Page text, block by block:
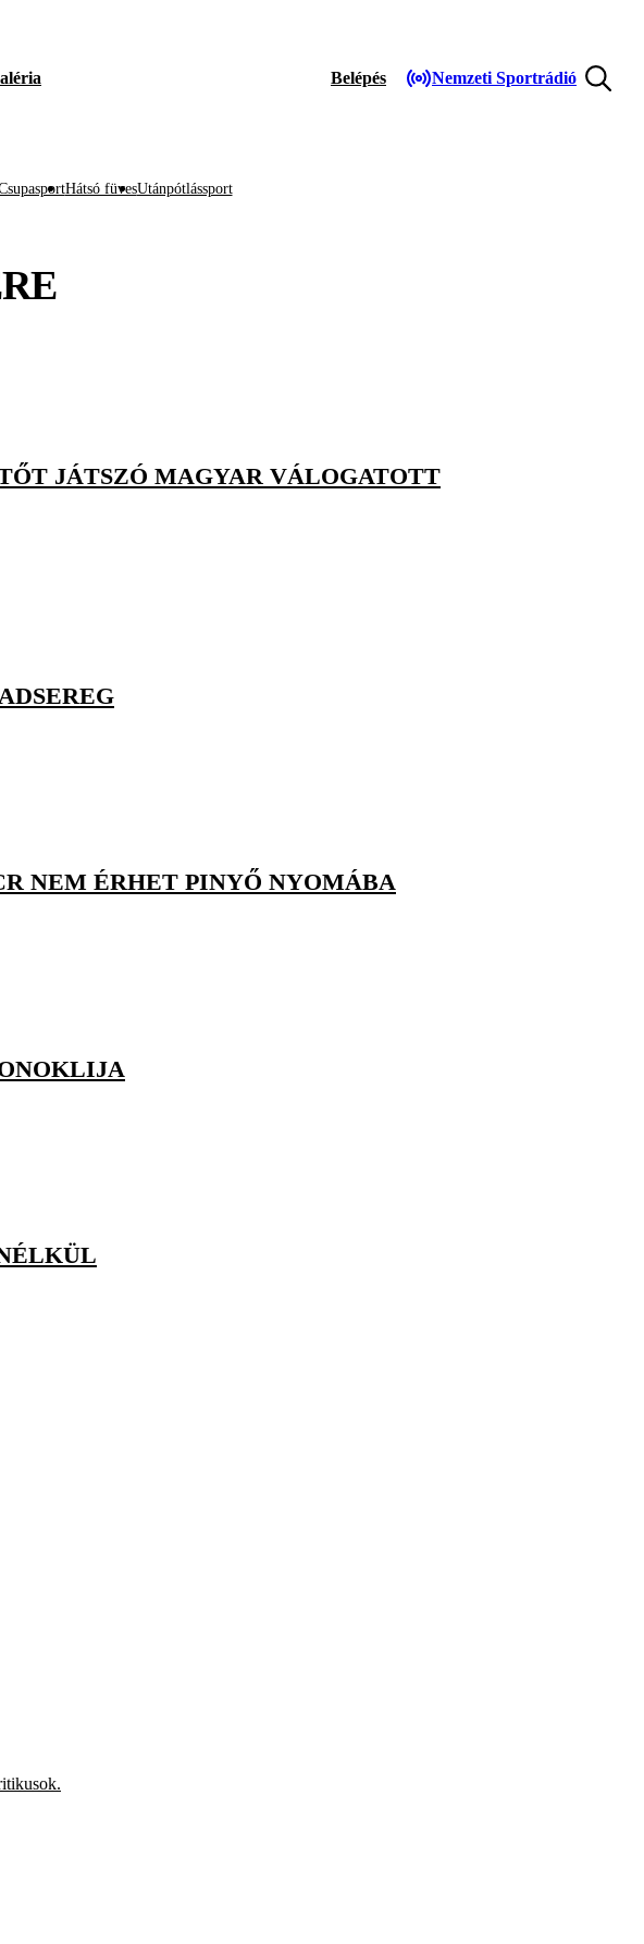
Belépés Nemzeti Sportrádió
Hátsó füvesUtánpótlássport
JÁTSZÓ MAGYAR VÁLOGATOTT
NEM ÉRHET PINYŐ NYOMÁBA